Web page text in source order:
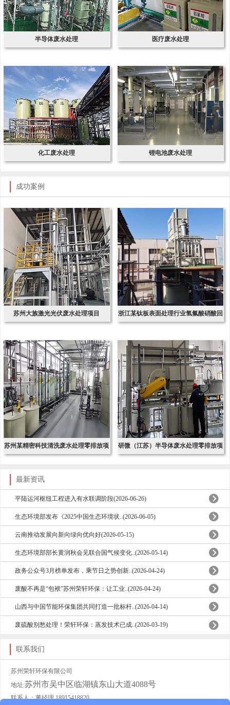
半导体废水处理 医疗废水处理
化工废水处理 锂电池废水处理
成功案例
苏州大族激光光伏废水处理项目 浙江某钛板表面处理行业氢氟酸硝酸回
苏州某精密科技清洗废水处理零排放项 研微（江苏）半导体废水处理零排放项
最新资讯
平陆运河枢纽工程进入有水联调阶段(2026-06-26)
生态环境部发布《2025中国生态环境状..(2026-06-05)
云南推动发展向新向绿向优向好(2026-05-15)
生态环境部部长黄润秋会见联合国气候变化..(2026-05-14)
政务公众号3月榜单发布，乘节日之势创新..(2026-04-24)
废酸不再是“包袱”苏州荣轩环保：让工业..(2026-04-24)
山西与中国节能环保集团共同打造一批标杆..(2026-04-14)
废硫酸别愁处理！荣轩环保：蒸发技术已成..(2026-03-19)
联系我们
苏州荣轩环保有限公司
地址:苏州市吴中区临湖镇东山大道4088号
联系人：董经理 18915418820